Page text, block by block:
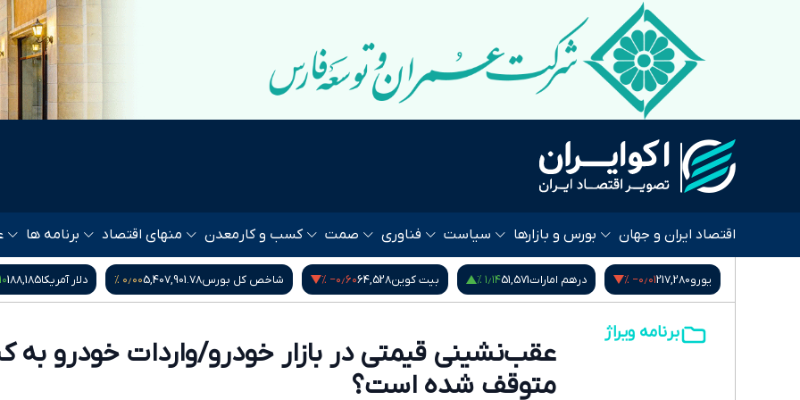
اقتصاد ایران و جهان بورس و بازارها سیاست فناوری صمت کسب و کار معدن منهای اقتصاد برنامه ها
یورو217,280‎−۰٫۰۱ % درهم امارات51,571۱٫۱۴ % بیت کوین64,528‎−۰٫۶۰ % شاخص کل بورس5,407,901.78۰٫۰۰ % دلار آمریکا188,185
برنامه ویراژ
عقب‌نشینی قیمتی در بازار خودرو/واردات خودرو به
متوقف شده است؟